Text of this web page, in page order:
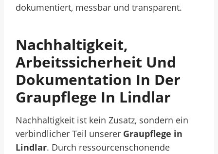
dokumentiert, messbar und transparent.
Nachhaltigkeit,
Arbeitssicherheit Und
Dokumentation In Der
Graupflege In Lindlar
Nachhaltigkeit ist kein Zusatz, sondern ein
verbindlicher Teil unserer Graupflege in
Lindlar. Durch ressourcenschonende